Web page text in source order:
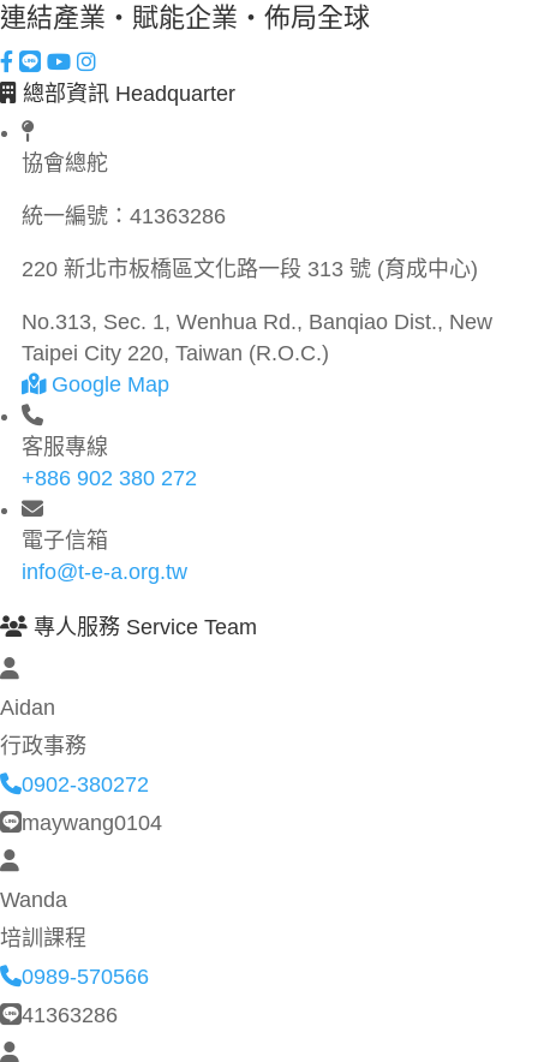
連結產業・賦能企業・佈局全球
總部資訊 Headquarter
協會總舵
統一編號： 41363286
220 新北市板橋區文化路一段 313 號 (育成中心)
No.313, Sec. 1, Wenhua Rd., Banqiao Dist., New
Taipei City 220, Taiwan (R.O.C.)
Google Map
客服專線
+886 902 380 272
電子信箱
info@t-e-a.org.tw
專人服務 Service Team
Aidan
行政事務
0902-380272
maywang0104
Wanda
培訓課程
0989-570566
41363286